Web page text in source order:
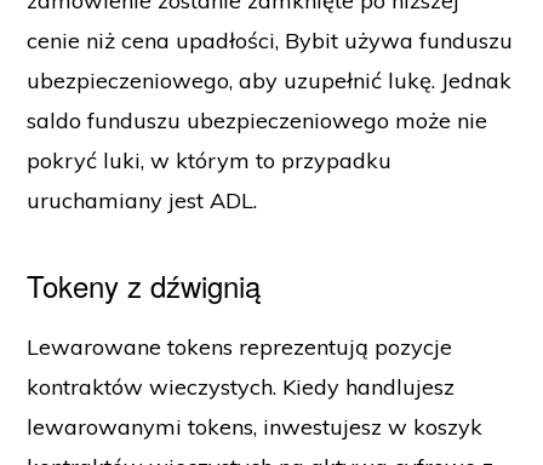
cenie niż cena upadłości, Bybit używa funduszu
ubezpieczeniowego, aby uzupełnić lukę. Jednak
saldo funduszu ubezpieczeniowego może nie
pokryć luki, w którym to przypadku
uruchamiany jest ADL.
Tokeny z dźwignią
Lewarowane tokens reprezentują pozycje
kontraktów wieczystych. Kiedy handlujesz
lewarowanymi tokens, inwestujesz w koszyk